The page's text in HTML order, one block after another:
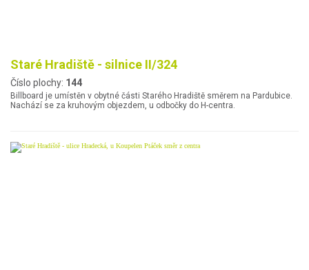
Staré Hradiště - silnice II/324
Číslo plochy: 144
Billboard je umístěn v obytné části Starého Hradiště směrem na Pardubice.
Nachází se za kruhovým objezdem, u odbočky do H-centra.